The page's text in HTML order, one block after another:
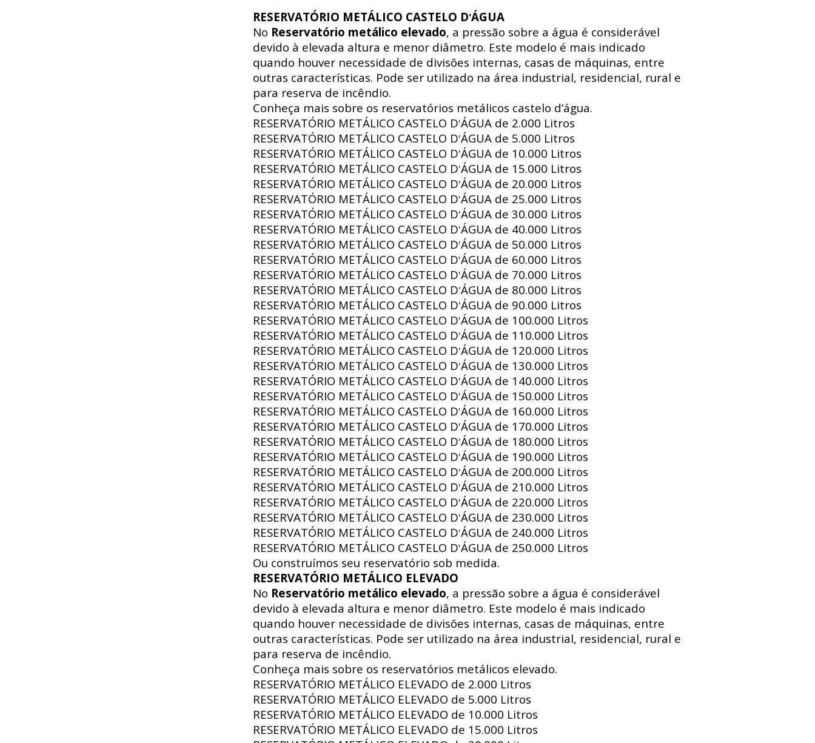
RESERVATÓRIO METÁLICO CASTELO D'ÁGUA
No Reservatório metálico elevado, a pressão sobre a água é considerável
devido à elevada altura e menor diâmetro. Este modelo é mais indicado
quando houver necessidade de divisões internas, casas de máquinas, entre
outras características. Pode ser utilizado na área industrial, residencial, rural e
para reserva de incêndio.
Conheça mais sobre os reservatórios metálicos castelo d’água.
RESERVATÓRIO METÁLICO CASTELO D'ÁGUA de 2.000 Litros
RESERVATÓRIO METÁLICO CASTELO D'ÁGUA de 5.000 Litros
RESERVATÓRIO METÁLICO CASTELO D'ÁGUA de 10.000 Litros
RESERVATÓRIO METÁLICO CASTELO D'ÁGUA de 15.000 Litros
RESERVATÓRIO METÁLICO CASTELO D'ÁGUA de 20.000 Litros
RESERVATÓRIO METÁLICO CASTELO D'ÁGUA de 25.000 Litros
RESERVATÓRIO METÁLICO CASTELO D'ÁGUA de 30.000 Litros
RESERVATÓRIO METÁLICO CASTELO D'ÁGUA de 40.000 Litros
RESERVATÓRIO METÁLICO CASTELO D'ÁGUA de 50.000 Litros
RESERVATÓRIO METÁLICO CASTELO D'ÁGUA de 60.000 Litros
RESERVATÓRIO METÁLICO CASTELO D'ÁGUA de 70.000 Litros
RESERVATÓRIO METÁLICO CASTELO D'ÁGUA de 80.000 Litros
RESERVATÓRIO METÁLICO CASTELO D'ÁGUA de 90.000 Litros
RESERVATÓRIO METÁLICO CASTELO D'ÁGUA de 100.000 Litros
RESERVATÓRIO METÁLICO CASTELO D'ÁGUA de 110.000 Litros
RESERVATÓRIO METÁLICO CASTELO D'ÁGUA de 120.000 Litros
RESERVATÓRIO METÁLICO CASTELO D'ÁGUA de 130.000 Litros
RESERVATÓRIO METÁLICO CASTELO D'ÁGUA de 140.000 Litros
RESERVATÓRIO METÁLICO CASTELO D'ÁGUA de 150.000 Litros
RESERVATÓRIO METÁLICO CASTELO D'ÁGUA de 160.000 Litros
RESERVATÓRIO METÁLICO CASTELO D'ÁGUA de 170.000 Litros
RESERVATÓRIO METÁLICO CASTELO D'ÁGUA de 180.000 Litros
RESERVATÓRIO METÁLICO CASTELO D'ÁGUA de 190.000 Litros
RESERVATÓRIO METÁLICO CASTELO D'ÁGUA de 200.000 Litros
RESERVATÓRIO METÁLICO CASTELO D'ÁGUA de 210.000 Litros
RESERVATÓRIO METÁLICO CASTELO D'ÁGUA de 220.000 Litros
RESERVATÓRIO METÁLICO CASTELO D'ÁGUA de 230.000 Litros
RESERVATÓRIO METÁLICO CASTELO D'ÁGUA de 240.000 Litros
RESERVATÓRIO METÁLICO CASTELO D'ÁGUA de 250.000 Litros
Ou construímos seu reservatório sob medida.
RESERVATÓRIO METÁLICO ELEVADO
No Reservatório metálico elevado, a pressão sobre a água é considerável
devido à elevada altura e menor diâmetro. Este modelo é mais indicado
quando houver necessidade de divisões internas, casas de máquinas, entre
outras características. Pode ser utilizado na área industrial, residencial, rural e
para reserva de incêndio.
Conheça mais sobre os reservatórios metálicos elevado.
RESERVATÓRIO METÁLICO ELEVADO de 2.000 Litros
RESERVATÓRIO METÁLICO ELEVADO de 5.000 Litros
RESERVATÓRIO METÁLICO ELEVADO de 10.000 Litros
RESERVATÓRIO METÁLICO ELEVADO de 15.000 Litros